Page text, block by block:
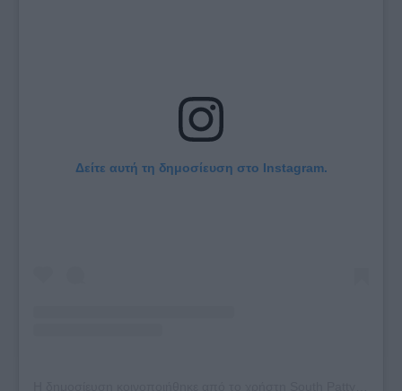
Δείτε αυτή τη δημοσίευση στο Instagram.